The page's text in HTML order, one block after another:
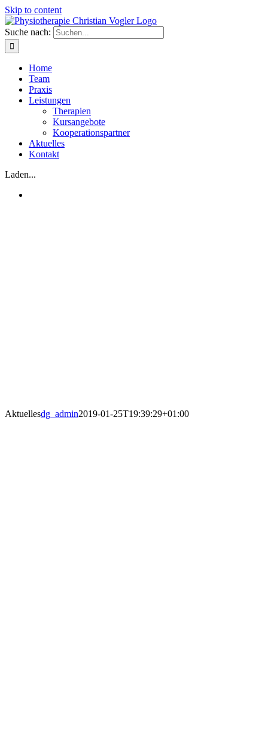
Skip to content
Suche nach:
Home
Team
Praxis
Leistungen
Therapien
Kursangebote
Kooperationspartner
Aktuelles
Kontakt
Laden...
Aktuellesdg_admin2019-01-25T19:39:29+01:00